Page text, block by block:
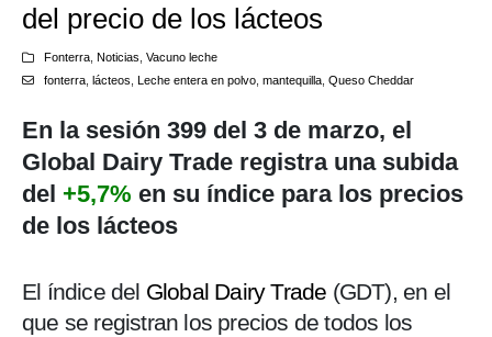
del precio de los lácteos
Fonterra, Noticias Vacuno leche
fonterra, lácteos Leche entera en polvo, mantequilla, Queso Cheddar
En la sesión 399 del 3 de marzo, el
Global Dairy Trade registra una subida
del +5,7% en su índice para los precios
de los lácteos
El índice del Global Dairy Trade (GDT), en el
que se registran los precios de todos los